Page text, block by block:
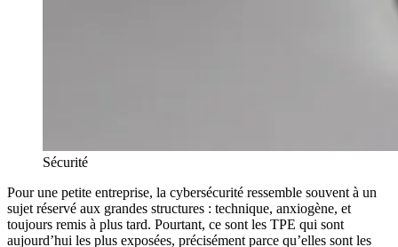
Sécurité
Pour une petite entreprise, la cybersécurité ressemble souvent à un
sujet réservé aux grandes structures : technique, anxiogène, et
toujours remis à plus tard. Pourtant, ce sont les TPE qui sont
aujourd’hui les plus exposées, précisément parce qu’elles sont les